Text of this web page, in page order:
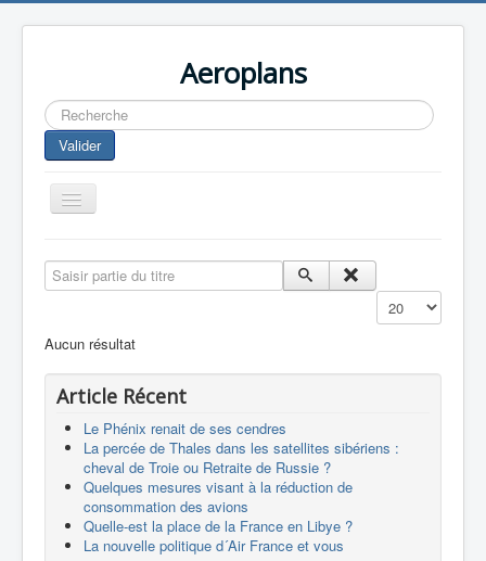
Aeroplans
Rechercher
Valider
Toggle
Navigation
Aviation Commerciale
Europespace
Drones
Saisir partie du titre
Affichage #
Aucun résultat
Article Récent
Le Phénix renait de ses cendres
La percée de Thales dans les satellites sibériens :
cheval de Troie ou Retraite de Russie ?
Quelques mesures visant à la réduction de
consommation des avions
Quelle-est la place de la France en Libye ?
La nouvelle politique d´Air France et vous